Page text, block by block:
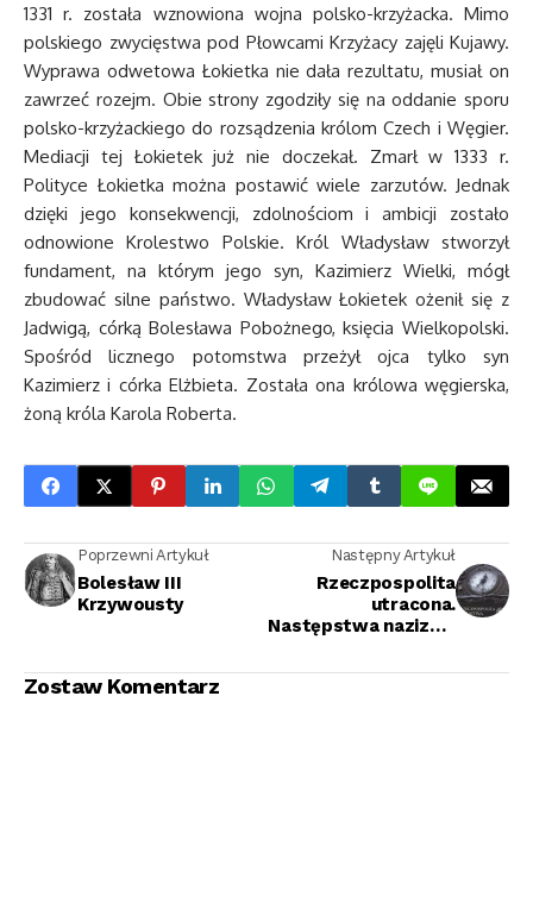
1331 r. została wznowiona wojna polsko-krzyżacka. Mimo
polskiego zwycięstwa pod Płowcami Krzyżacy zajęli Kujawy.
Wyprawa odwetowa Łokietka nie dała rezultatu, musiał on
zawrzeć rozejm. Obie strony zgodziły się na oddanie sporu
polsko-krzyżackiego do rozsądzenia królom Czech i Węgier.
Mediacji tej Łokietek już nie doczekał. Zmarł w 1333 r.
Polityce Łokietka można postawić wiele zarzutów. Jednak
dzięki jego konsekwencji, zdolnościom i ambicji zostało
odnowione Krolestwo Polskie. Król Władysław stworzył
fundament, na którym jego syn, Kazimierz Wielki, mógł
zbudować silne państwo. Władysław Łokietek ożenił się z
Jadwigą, córką Bolesława Pobożnego, księcia Wielkopolski.
Spośród licznego potomstwa przeżył ojca tylko syn
Kazimierz i córka Elżbieta. Została ona królowa węgierska,
żoną króla Karola Roberta.
Poprzewni Artykuł
Bolesław III
Krzywousty
Następny Artykuł
Rzeczpospolita
utracona.
Następstwa nazizmu
ziemiach Polskich
Zostaw Komentarz